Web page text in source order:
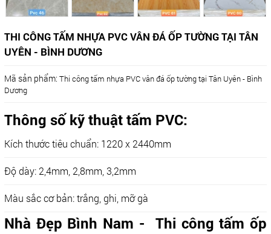
THI CÔNG TẤM NHỰA PVC VÂN ĐÁ ỐP TƯỜNG TẠI TÂN
UYÊN - BÌNH DƯƠNG
Mã sản phẩm: Thi công tấm nhựa PVC vân đá ốp tường tại Tân Uyên - Bình
Dương
Thông số kỹ thuật tấm PVC:
Kích thước tiêu chuẩn: 1220 x 2440mm
Độ dày: 2,4mm, 2,8mm, 3,2mm
Màu sắc cơ bản: trắng, ghi, mỡ gà
Nhà Đẹp Bình Nam - Thi công tấm ốp